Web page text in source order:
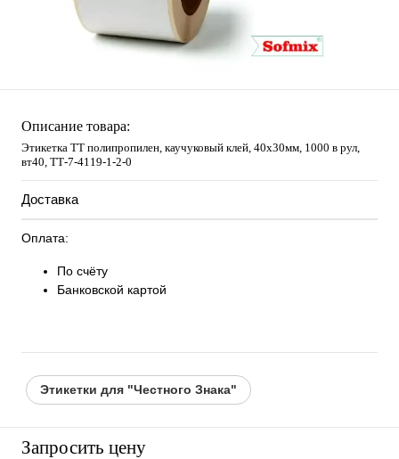
Описание товара:
Этикетка ТТ полипропилен, каучуковый клей, 40х30мм, 1000 в рул,
вт40, TТ-7-4119-1-2-0
Доставка
Оплата:
По счёту
Банковской картой
Этикетки для "Честного Знака"
Запросить цену